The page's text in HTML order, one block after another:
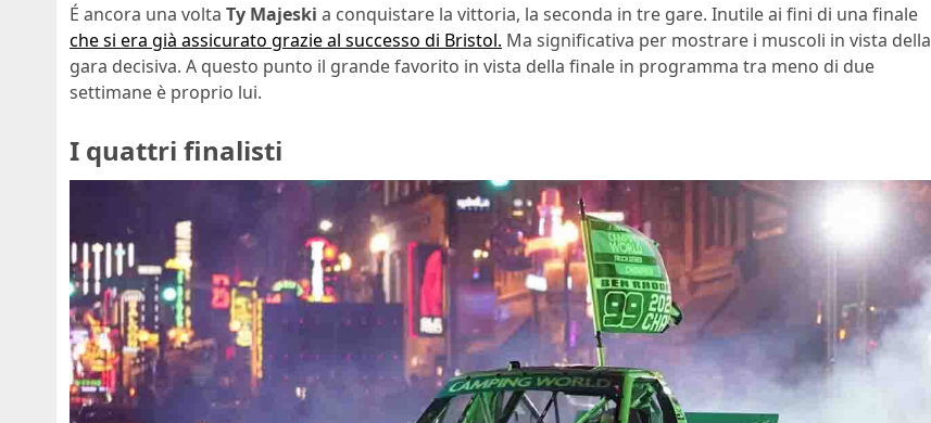
É ancora una volta Ty Majeski a conquistare la vittoria, la seconda in tre gare. Inutile ai fini di una finale
che si era già assicurato grazie al successo di Bristol. Ma significativa per mostrare i muscoli in vista della
gara decisiva. A questo punto il grande favorito in vista della finale in programma tra meno di due
settimane è proprio lui.
I quattri finalisti